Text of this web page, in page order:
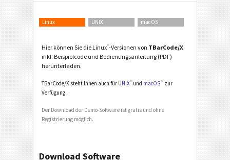
Linux UNIX macOS
Hier können Sie die Linux®-Versionen von TBarCode/X
inkl. Beispielcode und Bedienungsanleitung (PDF)
herunterladen.
TBarCode/X steht Ihnen auch für UNIX® und macOS® zur
Verfügung.
Der Download der Demo-Software ist gratis und ohne
Registrierung möglich.
Download Software